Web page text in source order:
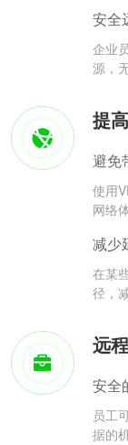
安全
企业
源，
提
避免
使用
网络
减少
在某
径，
远
安全
员工
据的